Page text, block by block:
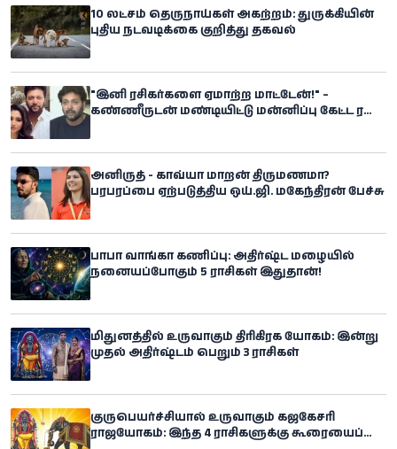
10 லட்சம் தெருநாய்கள் அகற்றம்: துருக்கியின்
புதிய நடவடிக்கை குறித்து தகவல்
"இனி ரசிகர்களை ஏமாற்ற மாட்டேன்!" –
கண்ணீருடன் மண்டியிட்டு மன்னிப்பு கேட்ட ரவி
அனிருத் - காவ்யா மாறன் திருமணமா?
பரபரப்பை ஏற்படுத்திய ஒய்.ஜி. மகேந்திரன் பேச்சு
பாபா வாங்கா கணிப்பு: அதிர்ஷ்ட மழையில்
நனையப்போகும் 5 ராசிகள் இதுதான்!
மிதுனத்தில் உருவாகும் திரிகிரக யோகம்: இன்று
முதல் அதிர்ஷ்டம் பெறும் 3 ராசிகள்
குருபெயர்ச்சியால் உருவாகும் கஜகேசரி
ராஜயோகம்: இந்த 4 ராசிகளுக்கு கூரையைப்